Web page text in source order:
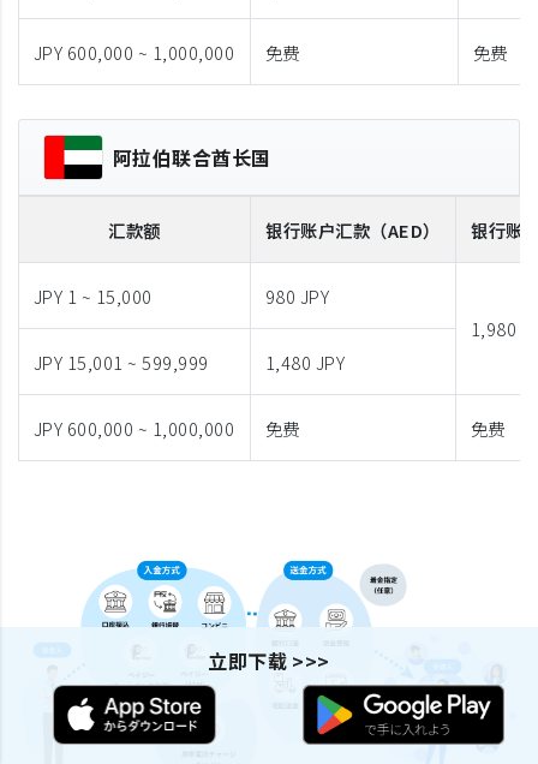
JPY 600,000 ~ 1,000,000 免费 免费
阿拉伯联合酋长国
汇款额 银行账户汇款 （AED） 银行账
JPY 1 ~ 15,000
980 JPY
1,980
JPY 15,001 ~ 599,999
1,480 JPY
JPY 600,000 ~ 1,000,000 免费 免费
立即下载 >>>